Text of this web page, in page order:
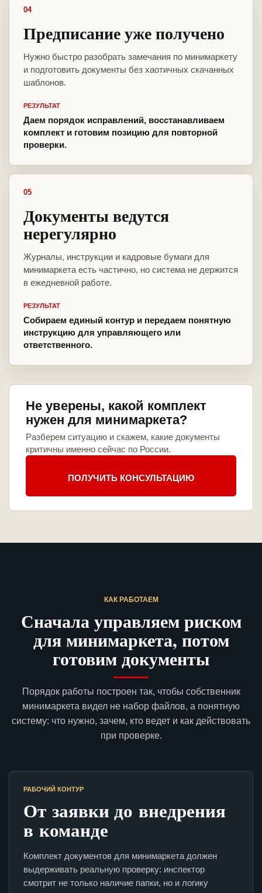
04
Предписание уже получено
Нужно быстро разобрать замечания по минимаркету
и подготовить документы без хаотичных скачанных
шаблонов.
РЕЗУЛЬТАТ
Даем порядок исправлений, восстанавливаем
комплект и готовим позицию для повторной
проверки.
05
Документы ведутся
нерегулярно
Журналы, инструкции и кадровые бумаги для
минимаркета есть частично, но система не держится
в ежедневной работе.
РЕЗУЛЬТАТ
Собираем единый контур и передаем понятную
инструкцию для управляющего или
ответственного.
Не уверены, какой комплект
нужен для минимаркета?
Разберем ситуацию и скажем, какие документы
критичны именно сейчас по России.
ПОЛУЧИТЬ КОНСУЛЬТАЦИЮ
КАК РАБОТАЕМ
Сначала управляем риском
для минимаркета, потом
готовим документы
Порядок работы построен так, чтобы собственник
минимаркета видел не набор файлов, а понятную
систему: что нужно, зачем, кто ведет и как действовать
при проверке.
РАБОЧИЙ КОНТУР
От заявки до внедрения
в команде
Комплект документов для минимаркета должен
выдерживать реальную проверку: инспектор
смотрит не только наличие папки, но и логику